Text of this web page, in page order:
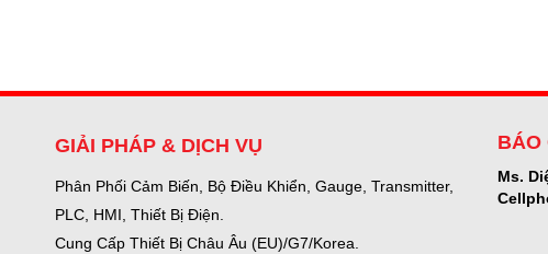
GIẢI PHÁP & DỊCH VỤ
Phân Phối Cảm Biến, Bộ Điều Khiển, Gauge, Transmitter,
PLC, HMI, Thiết Bị Điện.
Cung Cấp Thiết Bị Châu Âu (EU)/G7/Korea.
BÁO
Ms.